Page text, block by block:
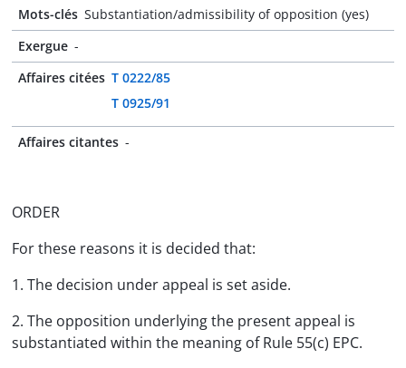
Mots-clés Substantiation/admissibility of opposition (yes)
Exergue -
Affaires citées T 0222/85
T 0925/91
Affaires citantes -
ORDER
For these reasons it is decided that:
1. The decision under appeal is set aside.
2. The opposition underlying the present appeal is
substantiated within the meaning of Rule 55(c) EPC.